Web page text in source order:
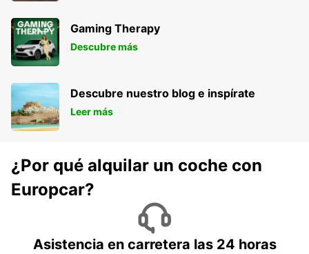
Gaming Therapy
Descubre más
Descubre nuestro blog e inspírate
Leer más
¿Por qué alquilar un coche con
Europcar?
Asistencia en carretera las 24 horas